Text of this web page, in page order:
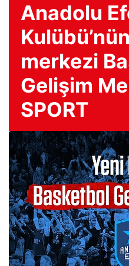
Anadolu
merkezi
Gelişim
SPORT